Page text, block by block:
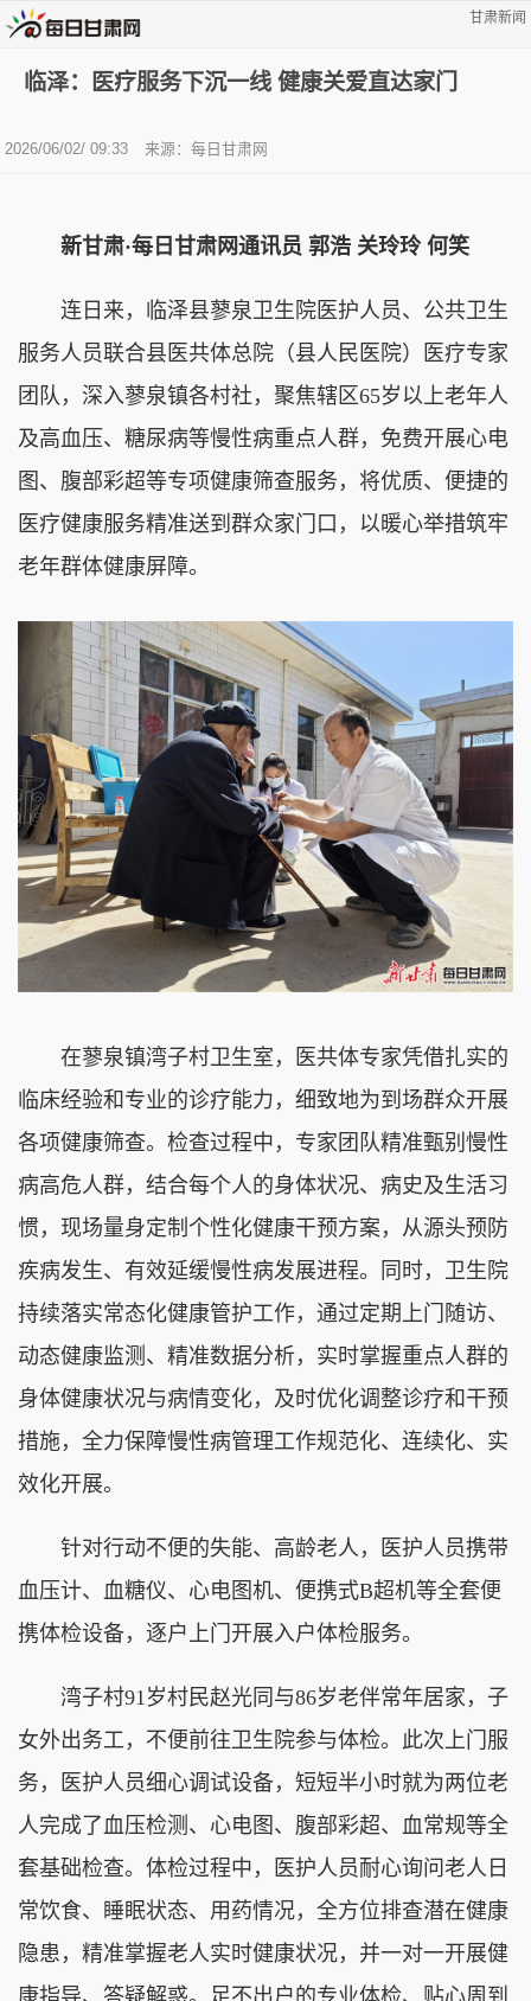
甘肃新闻
临泽：医疗服务下沉一线 健康关爱直达家门
2026/06/02/ 09:33 来源：每日甘肃网
新甘肃·每日甘肃网通讯员 郭浩 关玲玲 何笑
连日来，临泽县蓼泉卫生院医护人员、公共卫生
服务人员联合县医共体总院（县人民医院）医疗专家
团队，深入蓼泉镇各村社，聚焦辖区65岁以上老年人
及高血压、糖尿病等慢性病重点人群，免费开展心电
图、腹部彩超等专项健康筛查服务，将优质、便捷的
医疗健康服务精准送到群众家门口，以暖心举措筑牢
老年群体健康屏障。
在蓼泉镇湾子村卫生室，医共体专家凭借扎实的
临床经验和专业的诊疗能力，细致地为到场群众开展
各项健康筛查。检查过程中，专家团队精准甄别慢性
病高危人群，结合每个人的身体状况、病史及生活习
惯，现场量身定制个性化健康干预方案，从源头预防
疾病发生、有效延缓慢性病发展进程。同时，卫生院
持续落实常态化健康管护工作，通过定期上门随访、
动态健康监测、精准数据分析，实时掌握重点人群的
身体健康状况与病情变化，及时优化调整诊疗和干预
措施，全力保障慢性病管理工作规范化、连续化、实
效化开展。
针对行动不便的失能、高龄老人，医护人员携带
血压计、血糖仪、心电图机、便携式B超机等全套便
携体检设备，逐户上门开展入户体检服务。
湾子村91岁村民赵光同与86岁老伴常年居家，子
女外出务工，不便前往卫生院参与体检。此次上门服
务，医护人员细心调试设备，短短半小时就为两位老
人完成了血压检测、心电图、腹部彩超、血常规等全
套基础检查。体检过程中，医护人员耐心询问老人日
常饮食、睡眠状态、用药情况，全方位排查潜在健康
隐患，精准掌握老人实时健康状况，并一对一开展健